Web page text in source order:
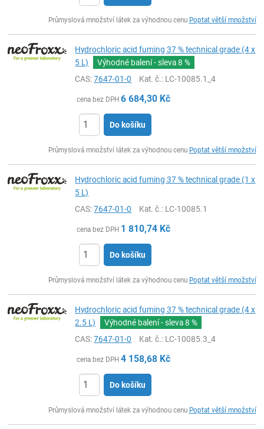
Průmyslová množství látek za výhodnou cenu Poptat větší množství
Hydrochloric acid fuming 37 % technical grade (4 x
5 L)
Výhodné balení - sleva8 %
CAS:7647-01-0 Kat. č.: LC-10085.1_4
cena bez DPH 6 684,30 Kč
Do košíku
Průmyslová množství látek za výhodnou cenu Poptat větší množství
Hydrochloric acid fuming 37 % technical grade (1 x
5 L)
CAS:7647-01-0 Kat. č.: LC-10085.1
cena bez DPH 1 810,74 Kč
Do košíku
Průmyslová množství látek za výhodnou cenu Poptat větší množství
Hydrochloric acid fuming 37 % technical grade (4 x
2.5 L)
Výhodné balení - sleva8 %
CAS:7647-01-0 Kat. č.: LC-10085.3_4
cena bez DPH 4 158,68 Kč
Do košíku
Průmyslová množství látek za výhodnou cenu Poptat větší množství